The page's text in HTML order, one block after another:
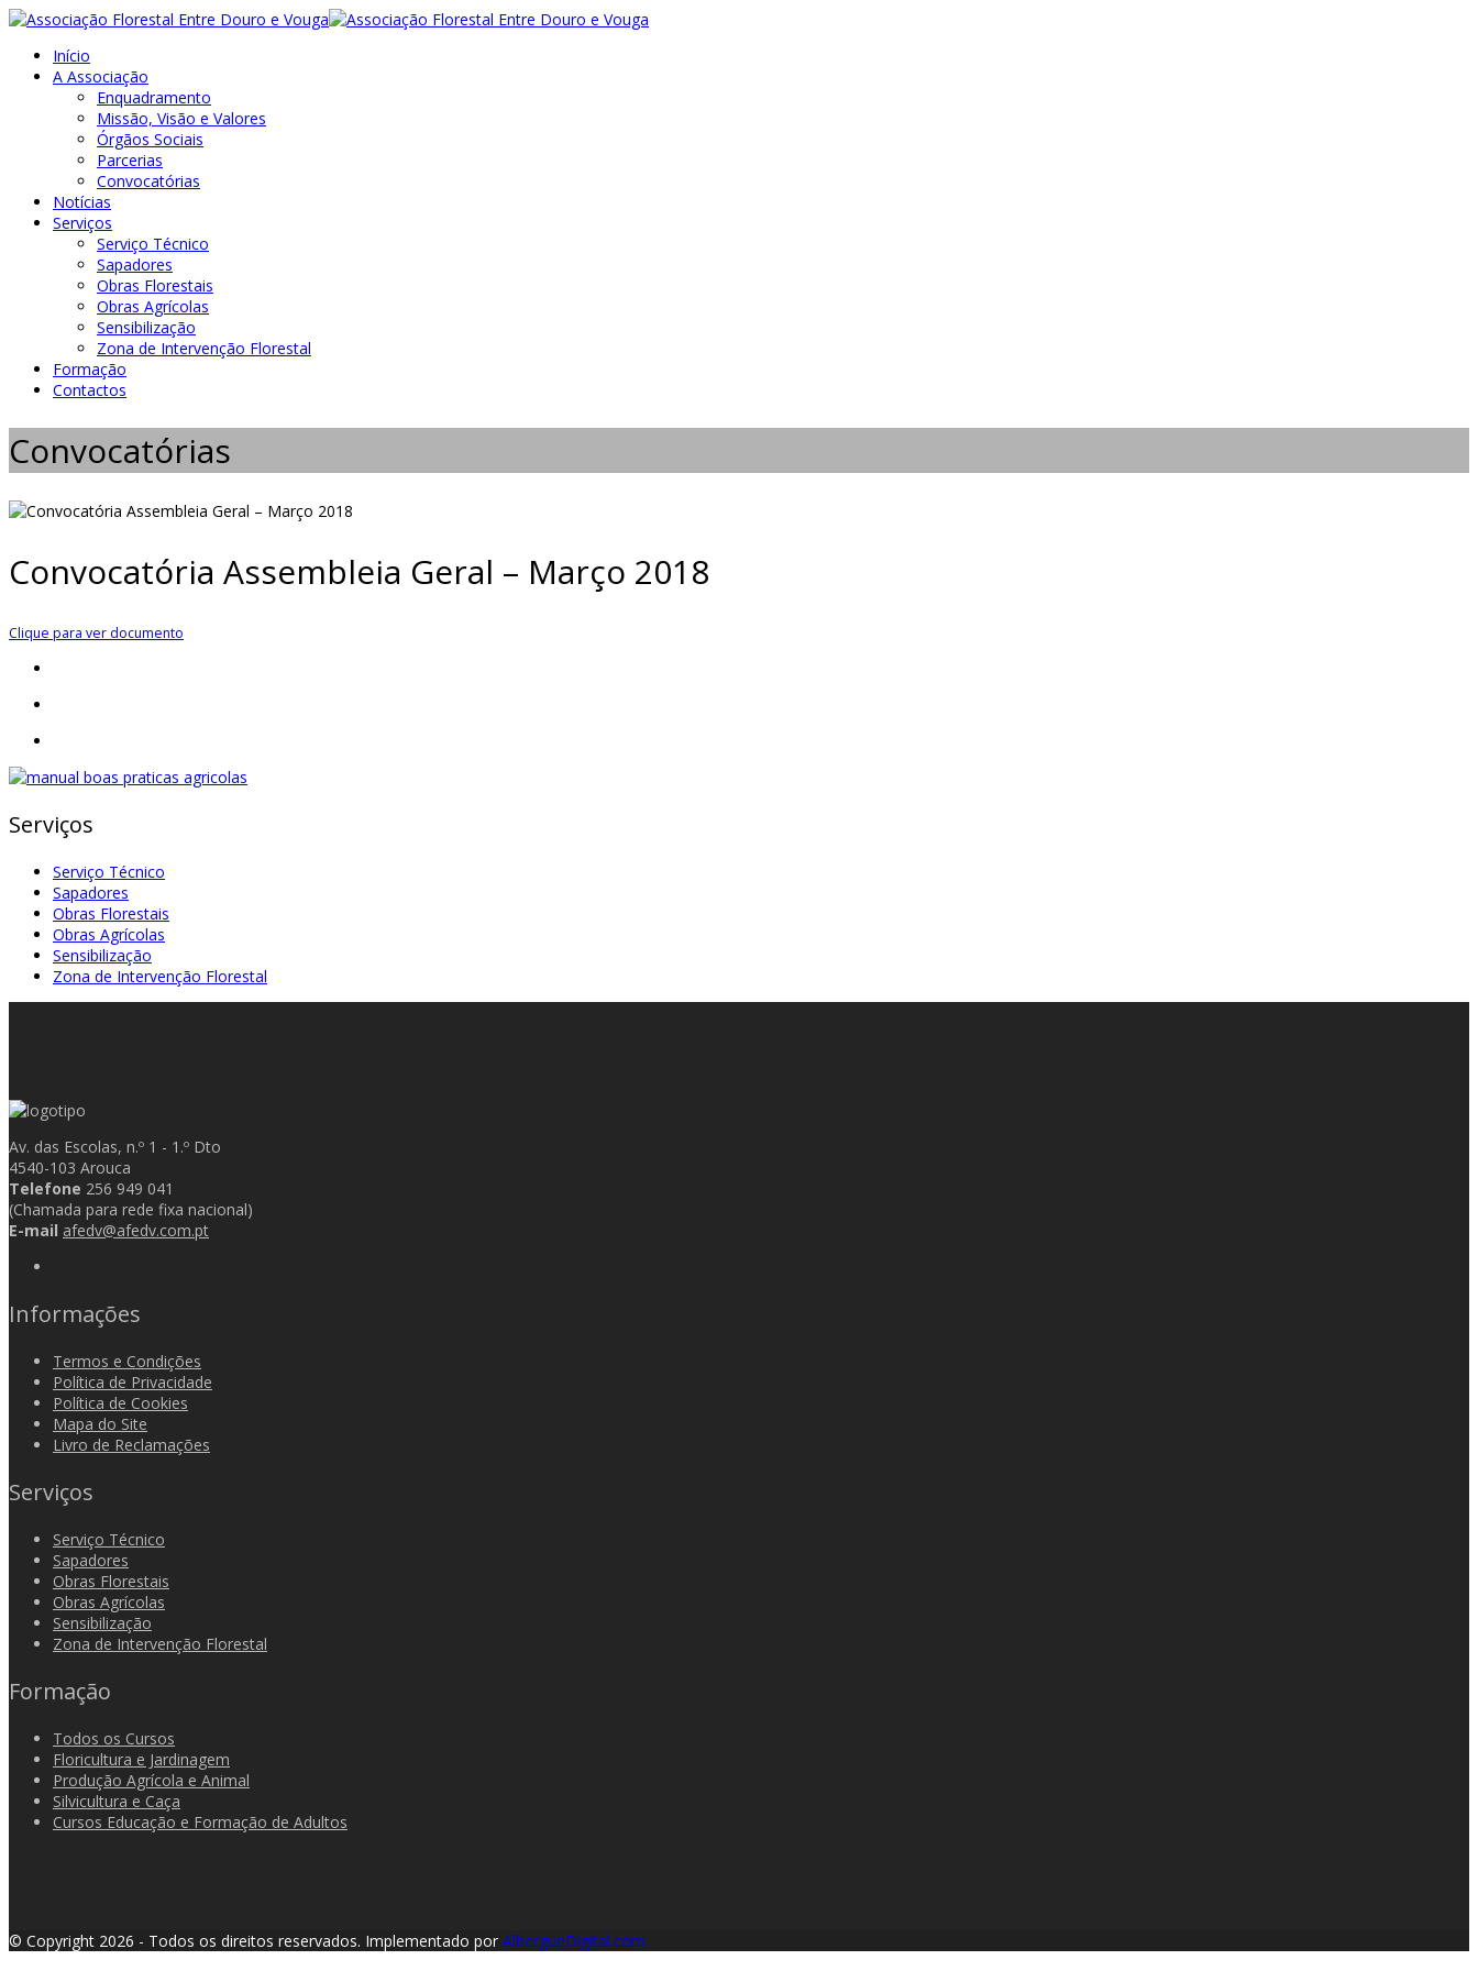
Início
A Associação
Enquadramento
Missão, Visão e Valores
Órgãos Sociais
Parcerias
Convocatórias
Notícias
Serviços
Serviço Técnico
Sapadores
Obras Florestais
Obras Agrícolas
Sensibilização
Zona de Intervenção Florestal
Formação
Contactos
Convocatórias
Convocatória Assembleia Geral – Março 2018
Clique para ver documento
Serviços
Serviço Técnico
Sapadores
Obras Florestais
Obras Agrícolas
Sensibilização
Zona de Intervenção Florestal
Av. das Escolas, n.º 1 - 1.º Dto
4540-103 Arouca
Telefone 256 949 041
(Chamada para rede fixa nacional)
E-mail afedv@afedv.com.pt
Informações
Termos e Condições
Política de Privacidade
Política de Cookies
Mapa do Site
Livro de Reclamações
Serviços
Serviço Técnico
Sapadores
Obras Florestais
Obras Agrícolas
Sensibilização
Zona de Intervenção Florestal
Formação
Todos os Cursos
Floricultura e Jardinagem
Produção Agrícola e Animal
Silvicultura e Caça
Cursos Educação e Formação de Adultos
© Copyright 2026 - Todos os direitos reservados. Implementado por AlbergueDigital.com